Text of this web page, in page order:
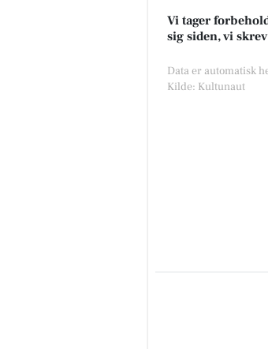
Vi tager
sig siden, vi
Data er automatisk
Kilde: Kultunaut